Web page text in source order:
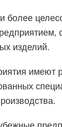
более
изделий.
имеют